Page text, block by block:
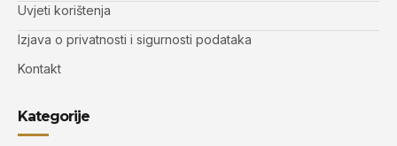
Uvjeti korištenja
Izjava o privatnosti i sigurnosti podataka
Kontakt
Kategorije